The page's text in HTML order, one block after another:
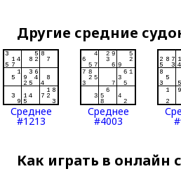
Другие средние
Среднее
#1213
Среднее
#4003
Как играть в онлайн